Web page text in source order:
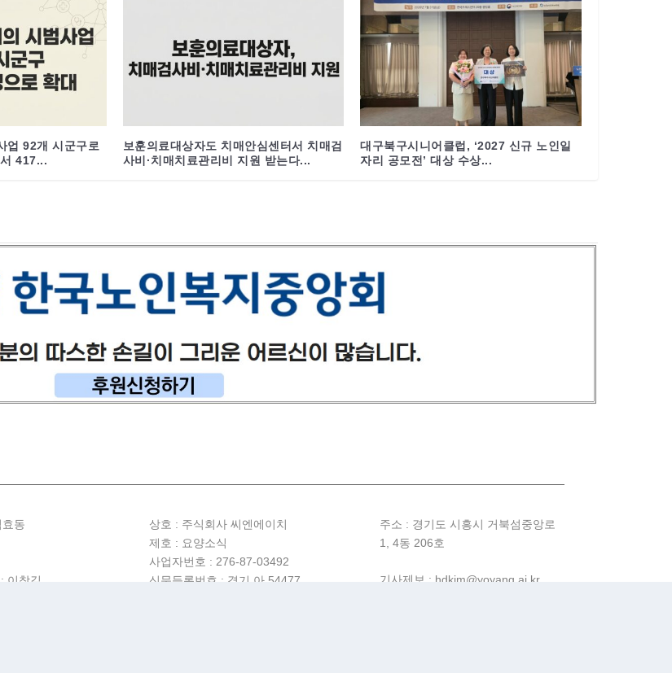
업 92개 시군구로
417...
보훈의료대상자도 치매안심센터서 치매검
사비·치매치료관리비 지원 받는다...
대구북구시니어클럽, ‘2027 신규 노인일
자리 공모전’ 대상 수상...
동
이창길
상호 : 주식회사 씨엔에이치
제호 : 요양소식
사업자번호 : 276-87-03492
신문등록번호 : 경기 아 54477
주소 : 경기도 시흥시 거북섬중앙로
1, 4동 206호
기사제보 : hdkim@yoyang.ai.kr